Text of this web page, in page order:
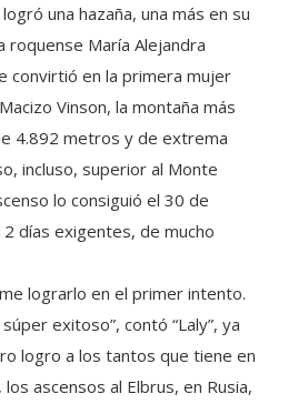
una hazaña, una más en su
roquense María Alejandra
convirtió en la primera mujer
Vinson, la montaña más
4.892 metros y de extrema
incluso, superior al Monte
lo consiguió el 30 de
días exigentes, de mucho
lograrlo en el primer intento.
exitoso”, contó “Laly”, ya
logro a los tantos que tiene en
ascensos al Elbrus, en Rusia,